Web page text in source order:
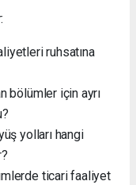
ruhsatına
bölümler için ayrı
yolları hangi
ticari faaliyet